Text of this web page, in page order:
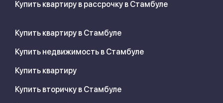
Купить квартиру в рассрочку в Стамбуле
Купить квартиру в Стамбуле
Купить недвижимость в Стамбуле
Купить квартиру
Купить вторичку в Стамбуле